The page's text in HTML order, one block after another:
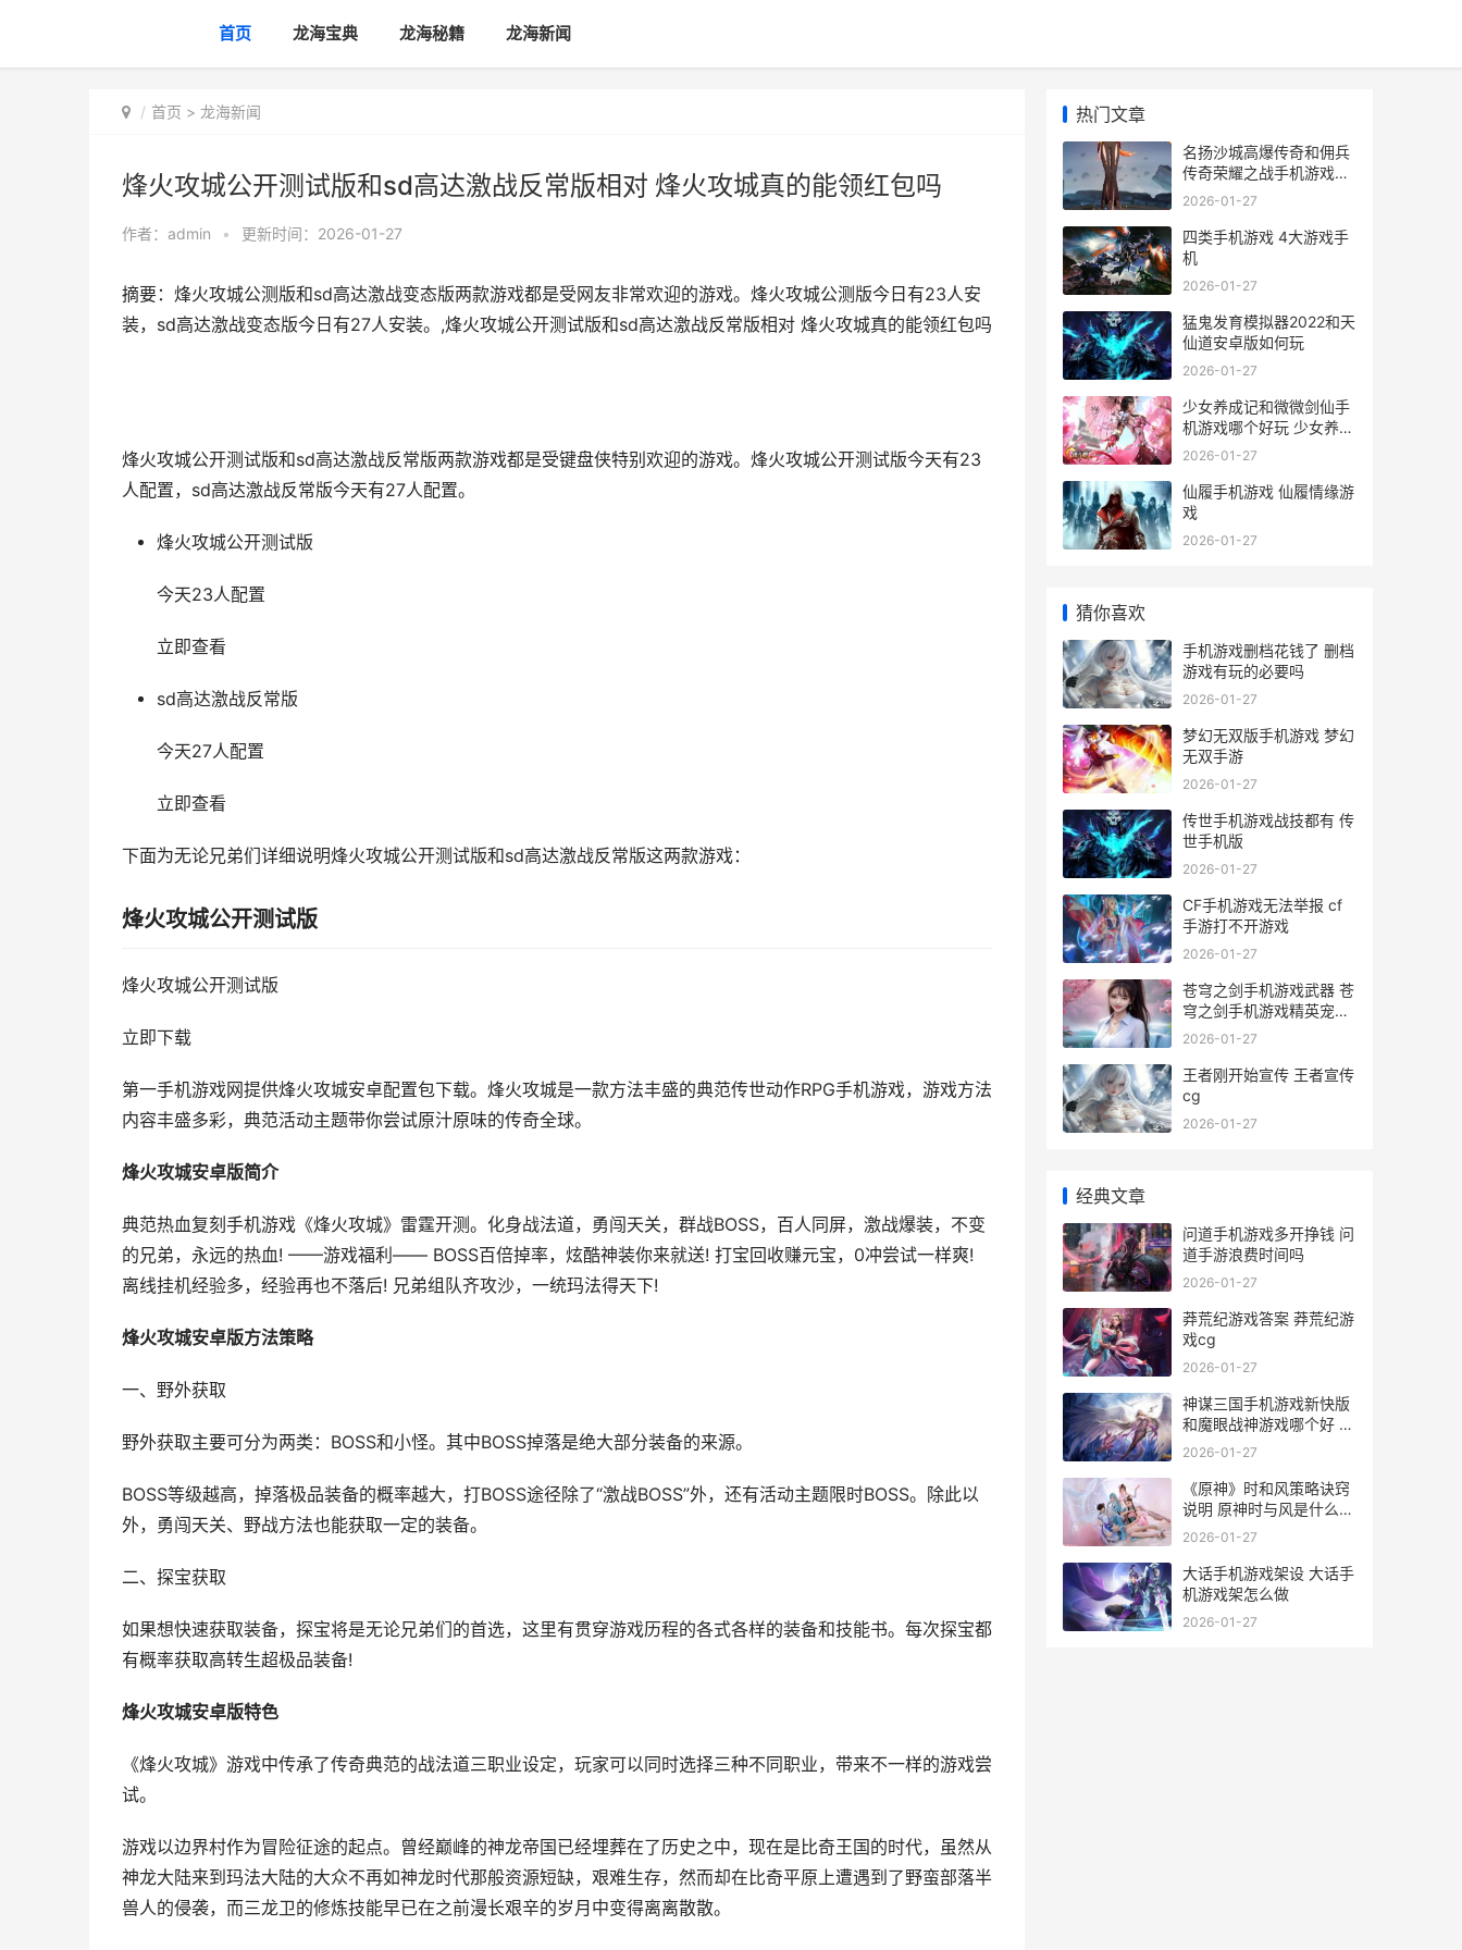
首页 龙海宝典 龙海秘籍 龙海新闻
首页 > 龙海新闻
烽火攻城公开测试版和sd高达激战反常版相对 烽火攻城真的能领红包吗
作者： admin • 更新时间：2026-01-27
摘要：烽火攻城公测版和sd高达激战变态版两款游戏都是受网友非常欢迎的游戏。烽火攻城公测版今日有23人安
装，sd高达激战变态版今日有27人安装。,烽火攻城公开测试版和sd高达激战反常版相对 烽火攻城真的能领红包吗
烽火攻城公开测试版和sd高达激战反常版两款游戏都是受键盘侠特别欢迎的游戏。烽火攻城公开测试版今天有23
人配置，sd高达激战反常版今天有27人配置。
烽火攻城公开测试版
今天23人配置
立即查看
sd高达激战反常版
今天27人配置
立即查看
下面为无论兄弟们详细说明烽火攻城公开测试版和sd高达激战反常版这两款游戏：
烽火攻城公开测试版
烽火攻城公开测试版
立即下载
第一手机游戏网提供烽火攻城安卓配置包下载。烽火攻城是一款方法丰盛的典范传世动作RPG手机游戏，游戏方法
内容丰盛多彩，典范活动主题带你尝试原汁原味的传奇全球。
烽火攻城安卓版简介
典范热血复刻手机游戏《烽火攻城》雷霆开测。化身战法道，勇闯天关，群战BOSS，百人同屏，激战爆装，不变
的兄弟，永远的热血! ——游戏福利—— BOSS百倍掉率，炫酷神装你来就送! 打宝回收赚元宝，0冲尝试一样爽!
离线挂机经验多，经验再也不落后! 兄弟组队齐攻沙，一统玛法得天下!
烽火攻城安卓版方法策略
一、野外获取
野外获取主要可分为两类：BOSS和小怪。其中BOSS掉落是绝大部分装备的来源。
BOSS等级越高，掉落极品装备的概率越大，打BOSS途径除了“激战BOSS”外，还有活动主题限时BOSS。除此以
外，勇闯天关、野战方法也能获取一定的装备。
二、探宝获取
如果想快速获取装备，探宝将是无论兄弟们的首选，这里有贯穿游戏历程的各式各样的装备和技能书。每次探宝都
有概率获取高转生超极品装备!
烽火攻城安卓版特色
《烽火攻城》游戏中传承了传奇典范的战法道三职业设定，玩家可以同时选择三种不同职业，带来不一样的游戏尝
试。
游戏以边界村作为冒险征途的起点。曾经巅峰的神龙帝国已经埋葬在了历史之中，现在是比奇王国的时代，虽然从
神龙大陆来到玛法大陆的大众不再如神龙时代那般资源短缺，艰难生存，然而却在比奇平原上遭遇到了野蛮部落半
兽人的侵袭，而三龙卫的修炼技能早已在之前漫长艰辛的岁月中变得离离散散。
热门文章
名扬沙城高爆传奇和佣兵
传奇荣耀之战手机游戏哪
个好 名扬沙城有多少版本
2026-01-27
四类手机游戏 4大游戏手
机
2026-01-27
猛鬼发育模拟器2022和天
仙道安卓版如何玩
2026-01-27
少女养成记和微微剑仙手
机游戏哪个好玩 少女养成
记无限金币版
2026-01-27
仙履手机游戏 仙履情缘游
戏
2026-01-27
猜你喜欢
手机游戏删档花钱了 删档
游戏有玩的必要吗
2026-01-27
梦幻无双版手机游戏 梦幻
无双手游
2026-01-27
传世手机游戏战技都有 传
世手机版
2026-01-27
CF手机游戏无法举报 cf
手游打不开游戏
2026-01-27
苍穹之剑手机游戏武器 苍
穹之剑手机游戏精英宠物
攻略
2026-01-27
王者刚开始宣传 王者宣传
cg
2026-01-27
经典文章
问道手机游戏多开挣钱 问
道手游浪费时间吗
2026-01-27
莽荒纪游戏答案 莽荒纪游
戏cg
2026-01-27
神谋三国手机游戏新快版
和魔眼战神游戏哪个好 神
谋三国手游官网
2026-01-27
《原神》时和风策略诀窍
说明 原神时与风是什么意
思
2026-01-27
大话手机游戏架设 大话手
机游戏架怎么做
2026-01-27